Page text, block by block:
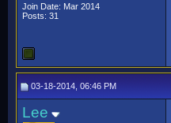
Join Date: Mar 2014
Posts: 31
03-18-2014, 06:46 PM
Lee